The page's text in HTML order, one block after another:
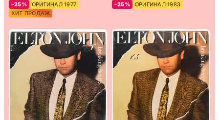
–25%
ОРИГИНАЛ 1977
ХИТ ПРОДАЖ
–25% ОРИГИНАЛ 1983